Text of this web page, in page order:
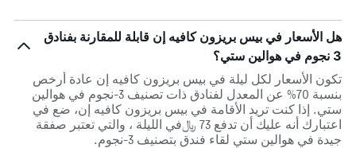
هل الأسعار في بيس بريزون كافيه إن قابلة للمقارنة بفنادق
3 نجوم في هوالين ستي؟
تكون الأسعار لكل ليلة في بيس بريزون كافيه إن عادة أرخص
بنسبة 70% عن المعدل لفنادق ذات تصنيف 3-نجوم في هوالين
ستي. إذا كنت تريد الأقامة في بيس بريزون كافيه إن، ضع في
اعتبارك أنه عليك أن تدفع 73 ﷼في الليلة ، والتي تعتبر صفقة
جيدة في هوالين ستي لقاء فندق بتصنيف 3-نجوم.